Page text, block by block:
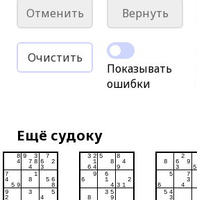
Отменить Вернуть
Очистить
Показывать
ошибки
Ещё судоку